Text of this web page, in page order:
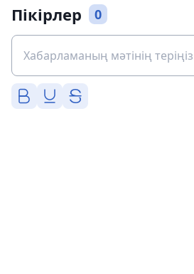
Пікірлер 0